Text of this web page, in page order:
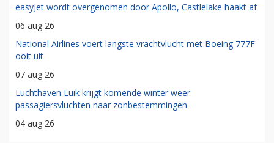
easyJet wordt overgenomen door Apollo, Castlelake haakt af
06 aug 26
National Airlines voert langste vrachtvlucht met Boeing 777F
ooit uit
07 aug 26
Luchthaven Luik krijgt komende winter weer
passagiersvluchten naar zonbestemmingen
04 aug 26